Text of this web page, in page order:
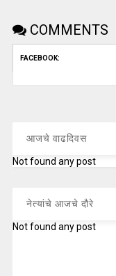
COMMENTS
FACEBOOK:
आजचे वाढदिवस
Not found any post
नेत्यांचे आजचे दौरे
Not found any post